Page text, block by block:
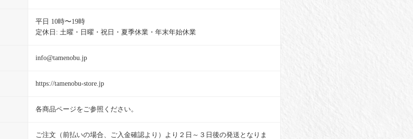
平日 10時〜19時
定休日: 土曜・日曜・祝日・夏季休業・年末年始休業
info@tamenobu.jp
https://tamenobu-store.jp
各商品ページをご参照ください。
ご注文（前払いの場合、ご入金確認より）より２日～３日後の発送となりま